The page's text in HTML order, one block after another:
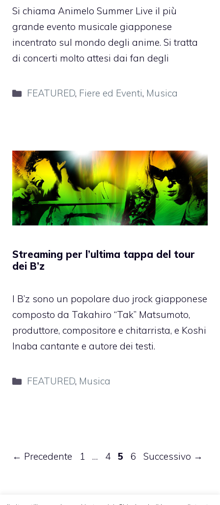
Si chiama Animelo Summer Live il più
grande evento musicale giapponese
incentrato sul mondo degli anime. Si tratta
di concerti molto attesi dai fan degli
Categorie
FEATURED, Fiere ed Eventi, Musica
Streaming per l’ultima tappa del tour
dei B’z
I B’z sono un popolare duo jrock giapponese
composto da Takahiro “Tak” Matsumoto,
produttore, compositore e chitarrista, e Koshi
Inaba cantante e autore dei testi.
Categorie
FEATURED, Musica
← Precedente Pagina
1 … Pagina
4 Pagina
5 Pagina
6 Successivo →